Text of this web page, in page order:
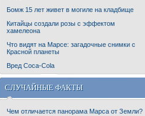
Бомж 15 лет живет в могиле на кладбище
Китайцы создали розы с эффектом
хамелеона
Что видят на Марсе: загадочные снимки с
Красной планеты
Вред Coca-Cola
СЛУЧАЙНЫЕ ФАКТЫ
Чем отличается панорама Марса от Земли?